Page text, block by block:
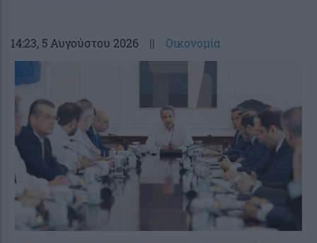
14:23, 5 Αυγούστου 2026 || Οικονομία